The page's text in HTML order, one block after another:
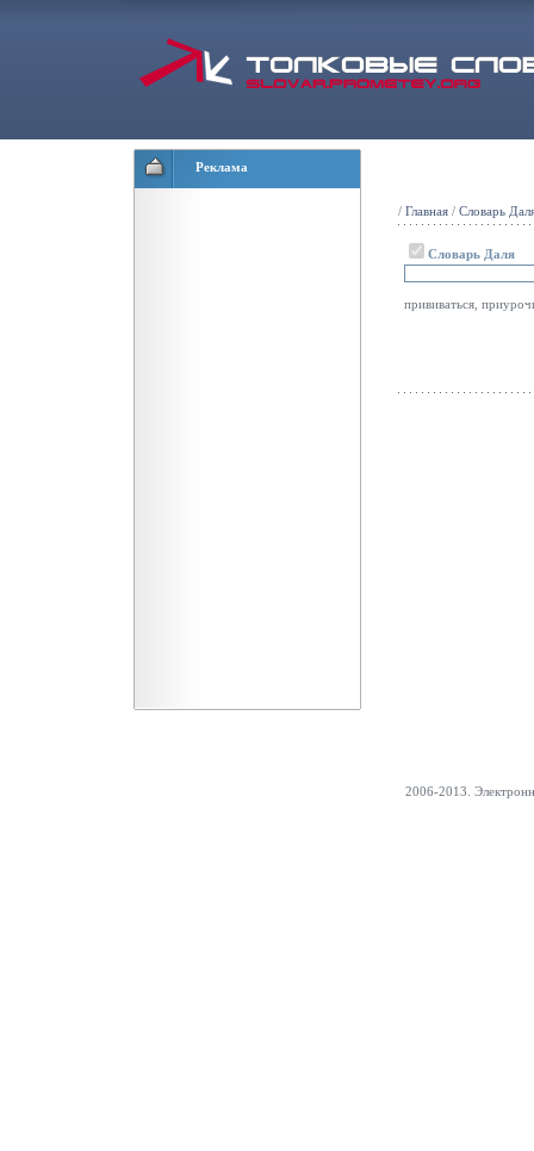
Реклама
/ Главная / Словарь
Словарь Даля
прививаться,
2006-2013.